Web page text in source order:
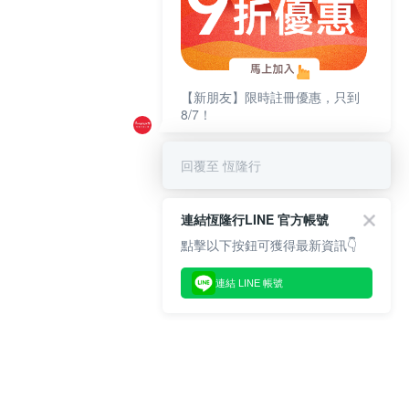
【新朋友】限時註冊優惠，只到
8/7！
回覆至 恆隆行
連結恆隆行LINE 官方帳號
點擊以下按鈕可獲得最新資訊👇
連結 LINE 帳號